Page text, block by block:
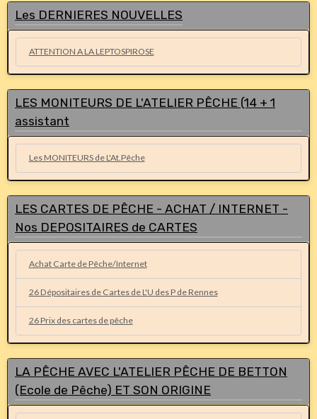
Les DERNIERES NOUVELLES
ATTENTION A LA LEPTOSPIROSE
LES MONITEURS DE L'ATELIER PÊCHE (14 + 1
assistant
Les MONITEURS de L'At.Pêche
LES CARTES DE PÊCHE - ACHAT / INTERNET -
Nos DEPOSITAIRES de CARTES
Achat Carte de Pêche/Internet
26 Dépositaires de Cartes de L'U des P de Rennes
26 Prix des cartes de pêche
LA PÊCHE AVEC L'ATELIER PÊCHE DE BETTON
(Ecole de Pêche) ET SON ORIGINE